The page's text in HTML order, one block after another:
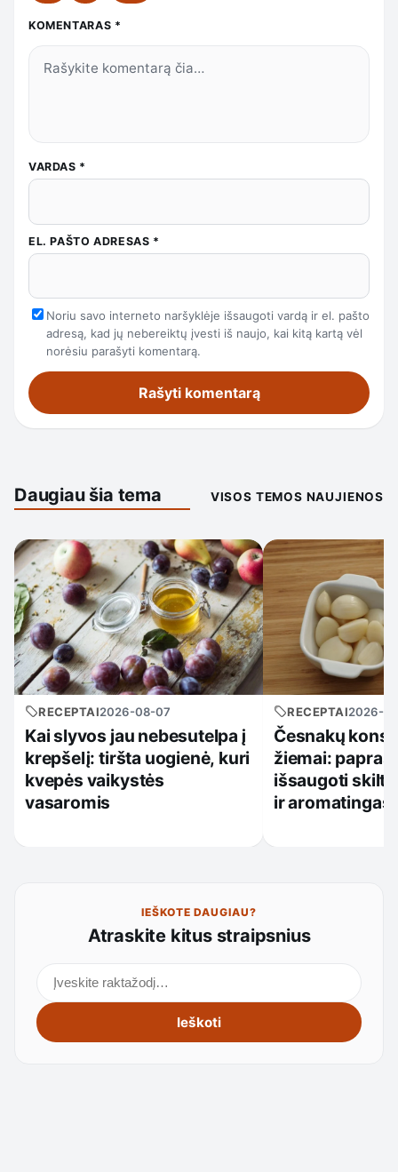
KOMENTARAS *
VARDAS *
EL. PAŠTO ADRESAS *
Noriu savo interneto naršyklėje išsaugoti vardą ir el. pašto
adresą, kad jų nebereiktų įvesti iš naujo, kai kitą kartą vėl
norėsiu parašyti komentarą.
Daugiau šia tema VISOS TEMOS NAUJIENOS
RECEPTAI2026-08-07
Kai slyvos jau nebesutelpa į
krepšelį: tiršta uogienė, kuri
kvepės vaikystės
vasaromis
RECEPTAI2026-
Česnakų
žiemai:
išsaugoti
ir aromatingas
IEŠKOTE DAUGIAU?
Atraskite kitus straipsnius
Ieškoti